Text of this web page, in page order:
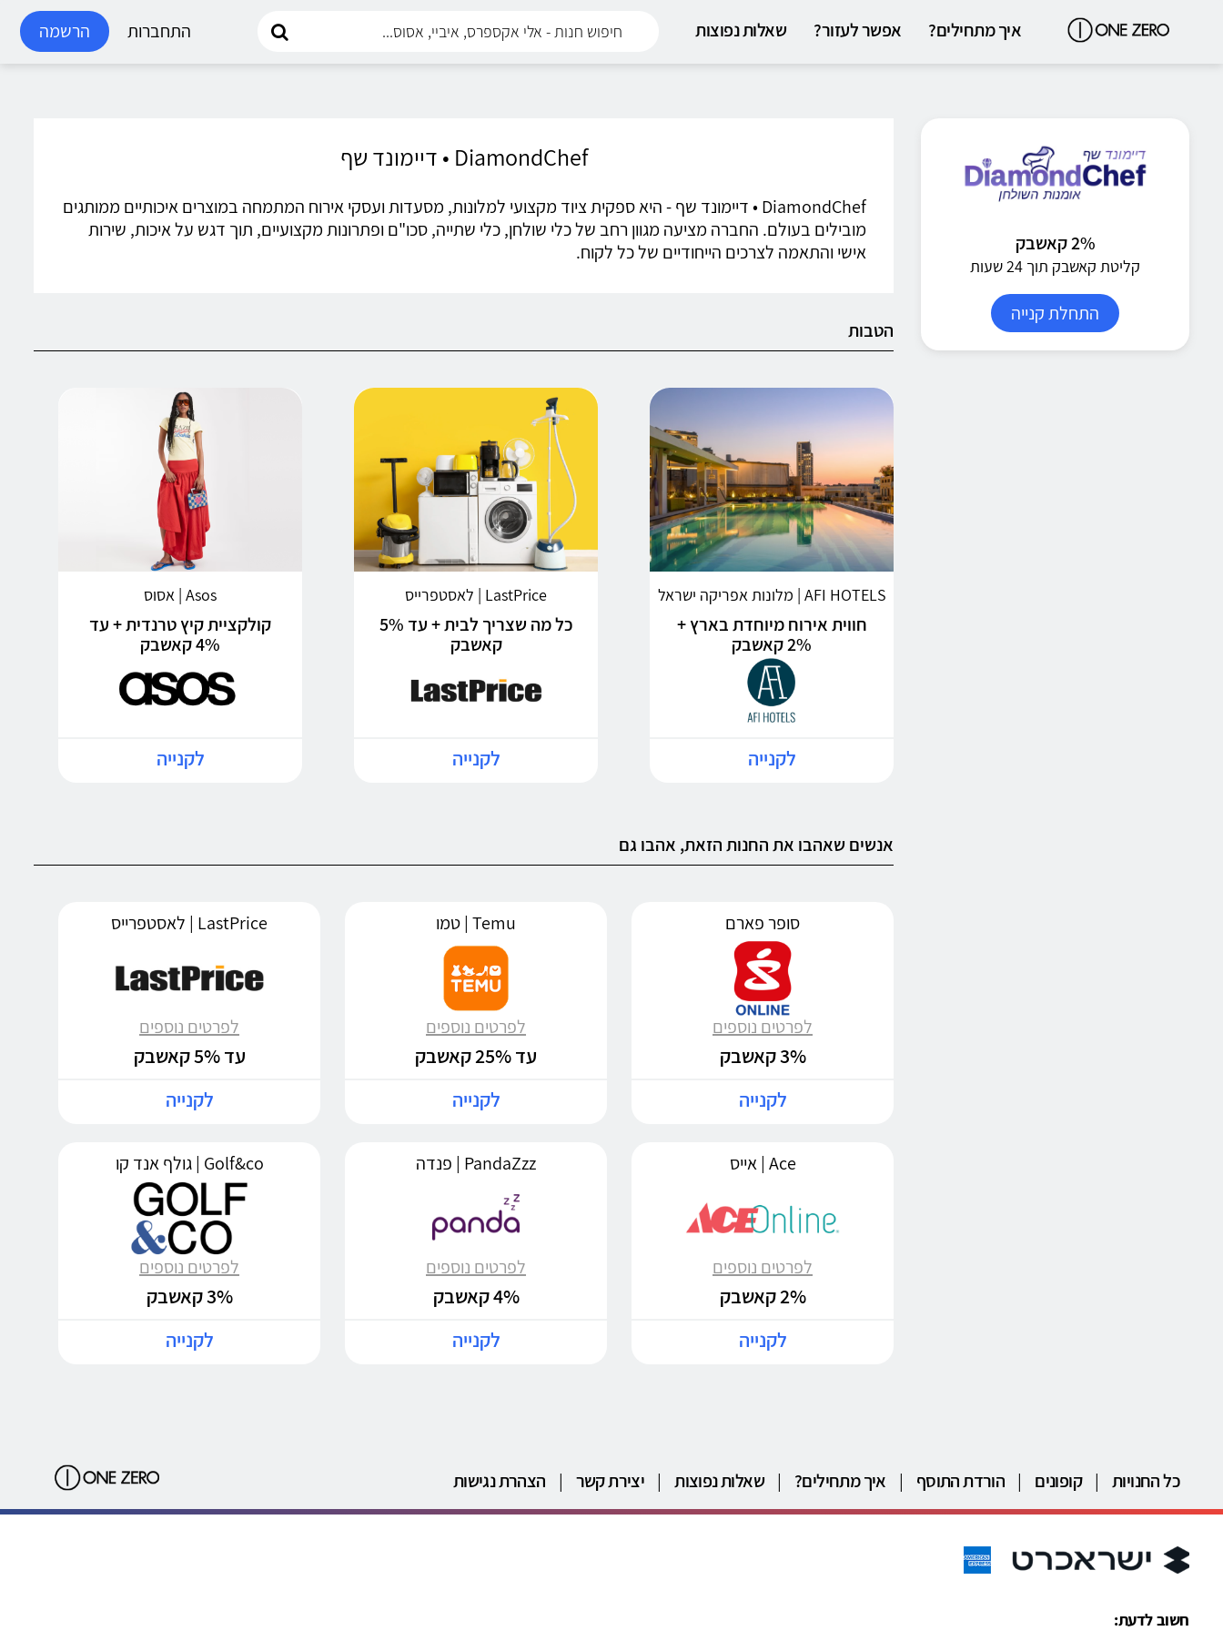
איך מתחילים? אפשר לעזור? שאלות נפוצות הרשמה התחברות
2% קאשבק
קליטת קאשבק תוך 24 שעות
התחלת קנייה
DiamondChef • דיימונד שף
DiamondChef • דיימונד שף - היא ספקית ציוד מקצועי למלונות, מסעדות ועסקי אירוח המתמחה במוצרים איכותיים ממותגים
מובילים בעולם. החברה מציעה מגוון רחב של כלי שולחן, כלי שתייה, סכו"ם ופתרונות מקצועיים, תוך דגש על איכות, שירות
אישי והתאמה לצרכים הייחודיים של כל לקוח.
הטבות
AFI HOTELS | מלונות אפריקה ישראל
חווית אירוח מיוחדת בארץ +
2% קאשבק
לקנייה
LastPrice | לאסטפרייס
כל מה שצריך לבית + עד 5%
קאשבק
לקנייה
Asos | אסוס
קולקציית קיץ טרנדית + עד
4% קאשבק
לקנייה
אנשים שאהבו את החנות הזאת, אהבו גם
סופר פארם
לפרטים נוספים
3% קאשבק
לקנייה
Temu | טמו
לפרטים נוספים
עד 25% קאשבק
לקנייה
LastPrice | לאסטפרייס
לפרטים נוספים
עד 5% קאשבק
לקנייה
Ace | אייס
לפרטים נוספים
2% קאשבק
לקנייה
PandaZzz | פנדה
לפרטים נוספים
4% קאשבק
לקנייה
Golf&co | גולף אנד קו
לפרטים נוספים
3% קאשבק
לקנייה
כל החנויות | קופונים | הורדת התוסף | איך מתחילים? | שאלות נפוצות | יצירת קשר | הצהרת נגישות
חשוב לדעת: